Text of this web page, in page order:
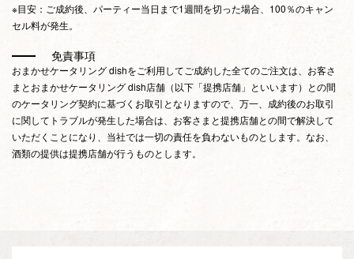
※目安：ご成約後、パーティー当日まで1週間を切った場合、100％のキャン
セル料が発生。
免責事項
おまかせケータリング dishをご利用してご成約した全てのご注文は、お客さ
まとおまかせケータリング dish店舗（以下「提携店舗」といいます）との間
のケータリング契約に基づくお取引となりますので、万一、成約後のお取引
に関してトラブルが発生した場合は、お客さまと提携店舗との間で解決して
いただくことになり、当社では一切の責任を負わないものとします。なお、
酒類の提供は提携店舗が行うものとします。